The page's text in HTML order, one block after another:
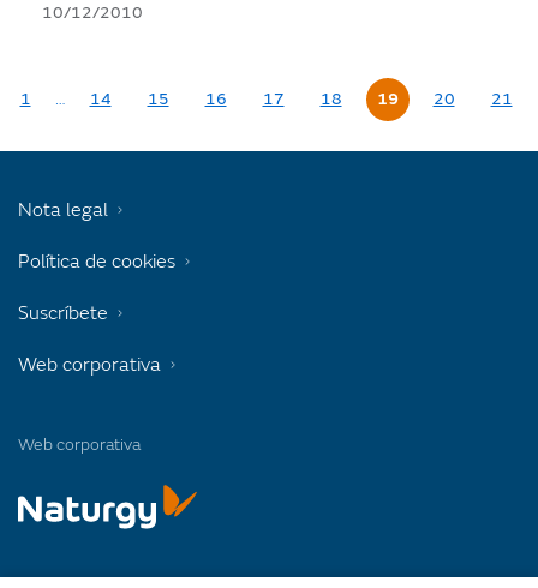
10/12/2010
1 … 14 15 16 17 18 19 20 21
Web corporativa
Nota legal
Política de cookies
Suscríbete
Web corporativa